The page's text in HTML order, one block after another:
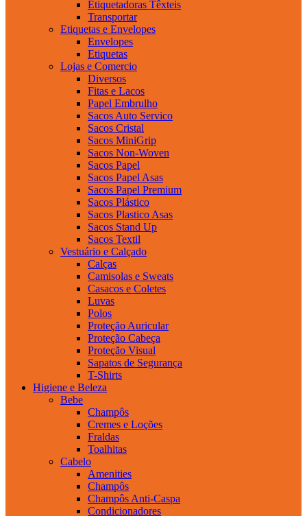
Etiquetadoras Têxteis
Transportar
Etiquetas e Envelopes
Envelopes
Etiquetas
Lojas e Comercio
Diversos
Fitas e Lacos
Papel Embrulho
Sacos Auto Servico
Sacos Cristal
Sacos MiniGrip
Sacos Non-Woven
Sacos Papel
Sacos Papel Asas
Sacos Papel Premium
Sacos Plástico
Sacos Plastico Asas
Sacos Stand Up
Sacos Textil
Vestuário e Calçado
Calças
Camisolas e Sweats
Casacos e Coletes
Luvas
Polos
Proteção Auricular
Proteção Cabeça
Proteção Visual
Sapatos de Segurança
T-Shirts
Higiene e Beleza
Bebe
Champôs
Cremes e Loções
Fraldas
Toalhitas
Cabelo
Amenities
Champôs
Champôs Anti-Caspa
Condicionadores